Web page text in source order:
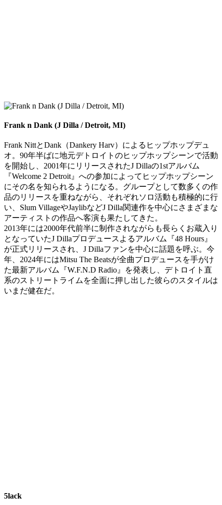
Frank n Dank (J Dilla / Detroit, MI)
Frank NittとDank（Dankery Harv）によるヒップホップデュ
オ。 90年半ばに地元デトロイトのヒップホップシーンで活動
を開始し 、2001年にリリースされたJ Dillaの1stアルバム
『Welcome 2 Detroit』 への参加によってヒップホップシーン
にその名を知られるようになる。グループとして数多くの作
品のリリースを重ねながら、 それぞれソロ活動も積極的に行
い、Slum VillageやJaylibなどJ Dilla関連作を中心にさまざまな
アーティストの作品へ客演も果たしてきた。
2013年には2000年代前半に制作されながらも長らくお蔵入 り
となっていたJ Dillaプロデュースよるアルバム『48 Hours』
が正式リリースされ、J Dillaファンを中心に話題を呼ぶ。今
年、 2024年にはMitsu The Beatsが全曲プロデュースを手がけ
た最新アルバム『W.F.N.D Radio』を発表し、 デトロイト直
系のストリートライムを全面に押し出した彼らのスタイルは
いまだ健在だ。
5lack